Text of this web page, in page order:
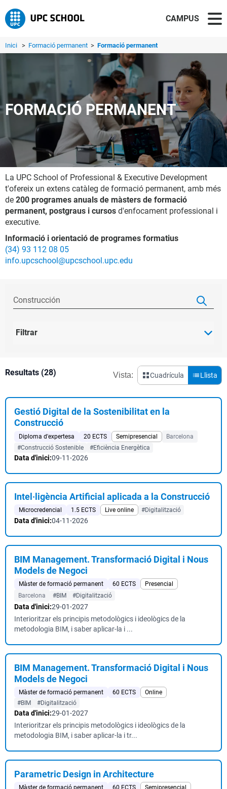
CAMPUS
Inici > Formació permanent > Formació permanent
FORMACIÓ PERMANENT
La UPC School of Professional & Executive Development
t'ofereix un extens catàleg de formació permanent, amb més
de 200 programes anuals de màsters de formació
permanent, postgraus i cursos d'enfocament professional i
executive.
Informació i orientació de programes formatius
(34) 93 112 08 05
info.upcschool@upcschool.upc.edu
Filtrar
Resultats (28) Vista: Cuadrícula Llista
Gestió Digital de la Sostenibilitat en la
Construcció
Diploma d'expertesa 20 ECTS Semipresencial
Barcelona
#Construcció Sostenible
#Eficiència Energètica
Data d'inici:09-11-2026
Intel·ligència Artificial aplicada a la Construcció
Microcredencial 1.5 ECTS Live online #Digitalització
Data d'inici:04-11-2026
BIM Management. Transformació Digital i Nous
Models de Negoci
Màster de formació permanent 60 ECTS
Presencial
Barcelona
#BIM #Digitalització
Data d'inici:29-01-2027
Interioritzar els principis metodològics i ideològics de la
metodologia BIM, i saber aplicar-la i ...
BIM Management. Transformació Digital i Nous
Models de Negoci
Màster de formació permanent 60 ECTS
Online
#BIM
#Digitalització
Data d'inici:29-01-2027
Interioritzar els principis metodològics i ideològics de la
metodologia BIM, i saber aplicar-la i tr...
Parametric Design in Architecture
Màster de formació permanent 60 ECTS
Semipresencial